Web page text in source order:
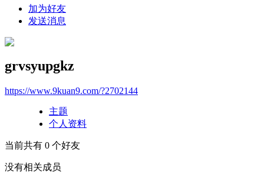
加为好友
发送消息
grvsyupgkz
https://www.9kuan9.com/?2702144
主题
个人资料
当前共有 0 个好友
没有相关成员